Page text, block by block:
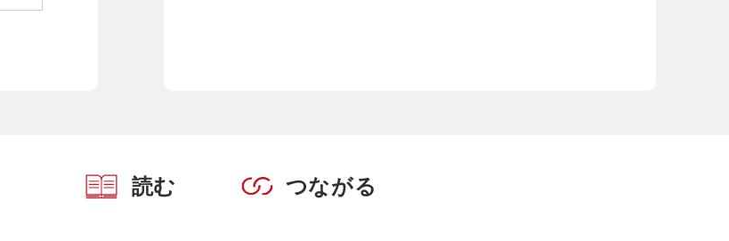
読む つながる